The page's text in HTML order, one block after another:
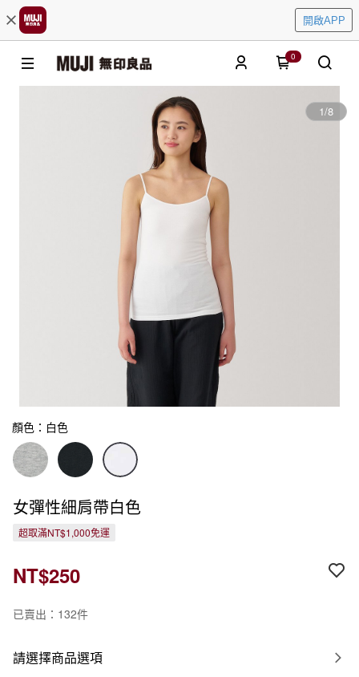
開啟APP
0
1/8
顏色：白色
女彈性細肩帶白色
超取滿NT$1,000免運
NT$250
已賣出：132件
請選擇商品選項